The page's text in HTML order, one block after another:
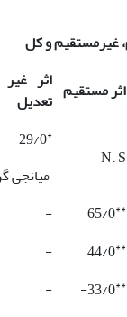
اثر مستقیم اثر
تعدیل
N. S
*
29/0
میانجی­
**
65/0
-
**
44/0
-
**
33/0-
-